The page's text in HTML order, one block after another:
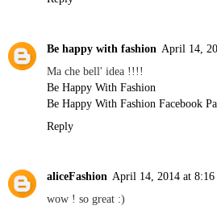
Be happy with fashion April 14,
Ma che bell' idea !!!!
Be Happy With Fashion
Be Happy With Fashion Facebook
Reply
aliceFashion April 14, 2014 at 8:16
wow ! so great :)